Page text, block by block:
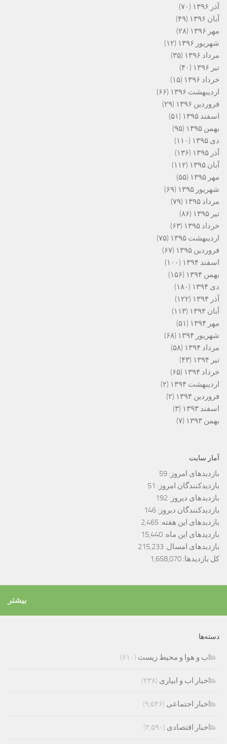
آذر ۱۳۹۶
(۷۰)
آبان ۱۳۹۶
(۴۹)
مهر ۱۳۹۶
(۲۸)
شهریور ۱۳۹۶
(۱۲)
مرداد ۱۳۹۶
(۳۵)
تیر ۱۳۹۶
(۴۰)
خرداد ۱۳۹۶
(۱۵)
اردیبهشت ۱۳۹۶
(۶۶)
فروردین ۱۳۹۶
(۲۹)
اسفند ۱۳۹۵
(۵۱)
بهمن ۱۳۹۵
(۹۵)
دی ۱۳۹۵
(۱۱۰)
آذر ۱۳۹۵
(۱۳۶)
آبان ۱۳۹۵
(۱۱۲)
مهر ۱۳۹۵
(۵۵)
شهریور ۱۳۹۵
(۶۹)
مرداد ۱۳۹۵
(۷۹)
تیر ۱۳۹۵
(۸۶)
خرداد ۱۳۹۵
(۶۳)
اردیبهشت ۱۳۹۵
(۷۵)
فروردین ۱۳۹۵
(۶۷)
اسفند ۱۳۹۴
(۱۰۰)
بهمن ۱۳۹۴
(۱۵۶)
دی ۱۳۹۴
(۱۸۰)
آذر ۱۳۹۴
(۱۲۲)
آبان ۱۳۹۴
(۱۱۳)
مهر ۱۳۹۴
(۵۱)
شهریور ۱۳۹۴
(۶۸)
مرداد ۱۳۹۴
(۵۸)
تیر ۱۳۹۴
(۴۳)
خرداد ۱۳۹۴
(۶۵)
اردیبهشت ۱۳۹۴
(۲)
فروردین ۱۳۹۴
(۲)
اسفند ۱۳۹۳
(۳)
بهمن ۱۳۹۳
(۷)
آمار سایت
بازدیدهای امروز: 59
بازدیدکنندگان امروز: 51
بازدیدهای دیروز: 192
بازدیدکنندگان دیروز: 146
بازدیدهای این هفته: 2,465
بازدیدهای این ماه: 15,440
بازدیدهای امسال: 215,233
کل بازدیدها: 1,658,070
بیشتر
دسته‌ها
اب و هوا و محیط زیست (۶۱۰)
اخبار اب و ابیاری (۲۳۸)
اخبار اجتماعی (۹,۵۴۶)
اخبار اقتصادی (۳,۵۹۰)